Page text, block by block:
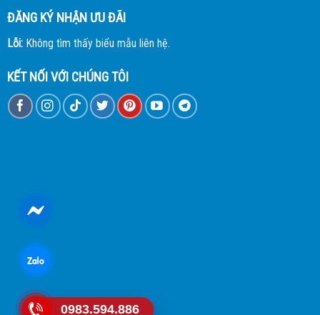
ĐĂNG KÝ NHẬN ƯU ĐÃI
Lỗi:Không tìm thấy biểu mẫu liên hệ.
KẾT NỐI VỚI CHÚNG TÔI
0983.594.886